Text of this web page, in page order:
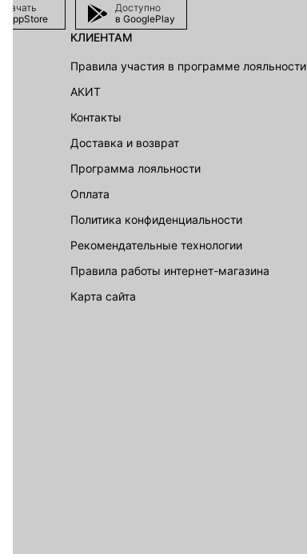
Скачать
в AppStore
Доступно
в GooglePlay
КЛИЕНТАМ
Правила участия в программе лояльности
АКИТ
Контакты
Доставка и возврат
Программа лояльности
Оплата
Политика конфиденциальности
Рекомендательные технологии
Правила работы интернет-магазина
карта сайта